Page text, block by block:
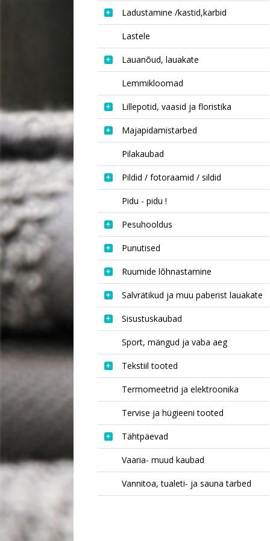
Ladustamine /kastid,karbid
Lastele
Lauanõud, lauakate
Lemmikloomad
Lillepotid, vaasid ja floristika
Majapidamistarbed
Pilakaubad
Pildid / fotoraamid / sildid
Pidu - pidu !
Pesuhooldus
Punutised
Ruumide lõhnastamine
Salvrätikud ja muu paberist lauakate
Sisustuskaubad
Sport, mängud ja vaba aeg
Tekstiil tooted
Termomeetrid ja elektroonika
Tervise ja hügieeni tooted
Tähtpäevad
Vaaria- muud kaubad
Vannitoa, tualeti- ja sauna tarbed